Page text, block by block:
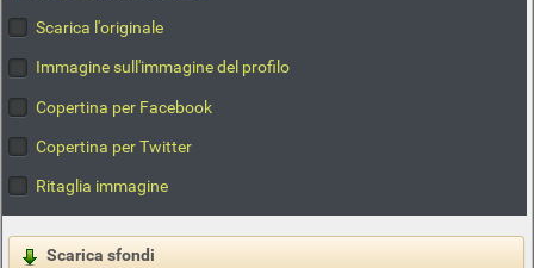
Scarica l'originale
Immagine sull'immagine del profilo
Copertina per Facebook
Copertina per Twitter
Ritaglia immagine
Scarica sfondi